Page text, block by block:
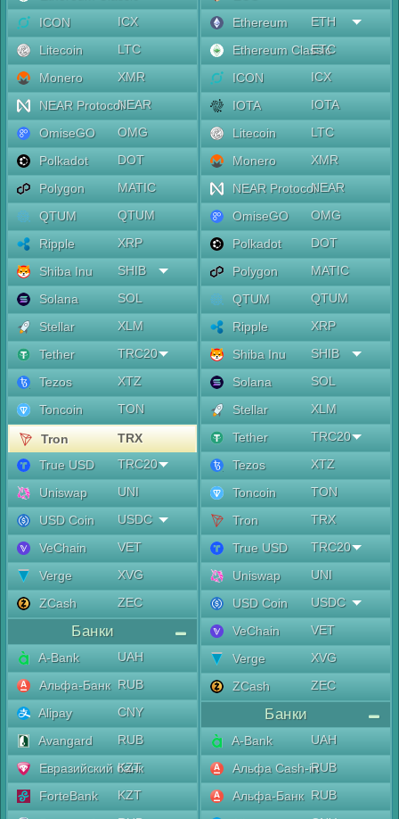
ICON
ICX
Litecoin
LTC
Monero
XMR
NEAR ProtocolNEAR
OmiseGO
OMG
Polkadot
DOT
Polygon
MATIC
QTUM
QTUM
Ripple
XRP
Shiba Inu
SHIB
Solana
SOL
Stellar
XLM
Tether
TRC20
Tezos
XTZ
Toncoin
TON
Tron
TRX
True USD
TRC20
Uniswap
UNI
USD Coin
USDC
VeChain
VET
Verge
XVG
ZCash
ZEC
Банки
A-Bank
UAH
Альфа-Банк RUB
Alipay
CNY
Avangard
RUB
Евразийский банк
KZT
ForteBank
KZT
Ethereum
ETH
Ethereum Classic
ETC
ICON
ICX
IOTA
IOTA
Litecoin
LTC
Monero
XMR
NEAR ProtocolNEAR
OmiseGO
OMG
Polkadot
DOT
Polygon
MATIC
QTUM
QTUM
Ripple
XRP
Shiba Inu
SHIB
Solana
SOL
Stellar
XLM
Tether
TRC20
Tezos
XTZ
Toncoin
TON
Tron
TRX
True USD
TRC20
Uniswap
UNI
USD Coin
USDC
VeChain
VET
Verge
XVG
ZCash
ZEC
Банки
A-Bank
UAH
Альфа Cash-inRUB
Альфа-Банк RUB